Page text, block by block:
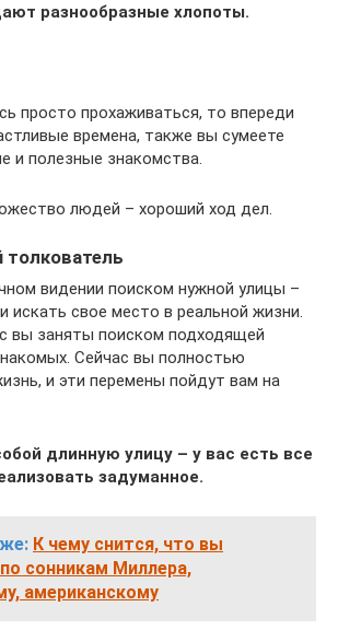
разнообразные хлопоты.
просто прохаживаться, то впереди
времена, также вы сумеете
и полезные знакомства.
людей – хороший ход дел.
толкователь
видении поиском нужной улицы –
искать свое место в реальной жизни.
вы заняты поиском подходящей
Сейчас вы полностью
и эти перемены пойдут вам на
длинную улицу – у вас есть все
задуманное.
К чему снится, что вы
сонникам Миллера,
американскому